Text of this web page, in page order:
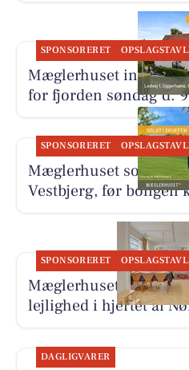
SPONSORERET
Mæglerhuset inviterer
for fjorden søndag d.
SPONSORERET
Mæglerhuset solgte
Vestbjerg, før boligen
SPONSORERET
Mæglerhuset
lejlighed i hjertet af
DAGLIGVARER